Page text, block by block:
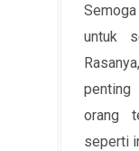
untuk
penting
orang
seperti